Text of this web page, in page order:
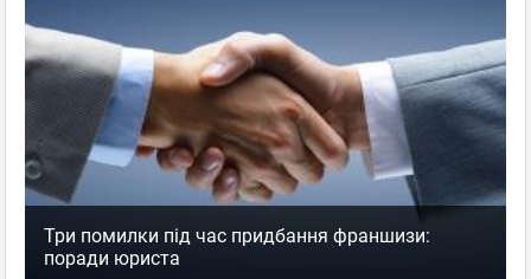
Три помилки під час придбання франшизи:
поради юриста